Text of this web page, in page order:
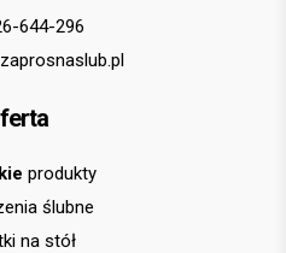
644-296
produkty
ślubne
na stół